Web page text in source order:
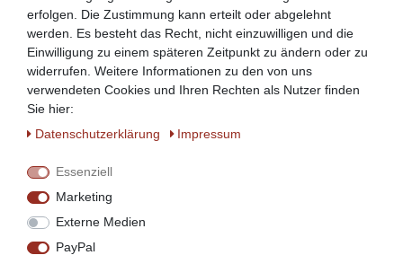
erfolgen. Die Zustimmung kann erteilt oder abgelehnt
werden. Es besteht das Recht, nicht einzuwilligen und die
Einwilligung zu einem späteren Zeitpunkt zu ändern oder zu
widerrufen. Weitere Informationen zu den von uns
verwendeten Cookies und Ihren Rechten als Nutzer finden
Sie hier:
Daten­schutz­erklärung
Impressum
Essenziell
Marketing
Externe Medien
PayPal